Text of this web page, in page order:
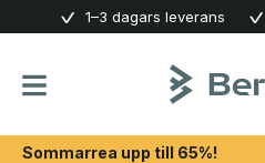
content
1–3 dagars leverans
Sommarrea upp till 65%!